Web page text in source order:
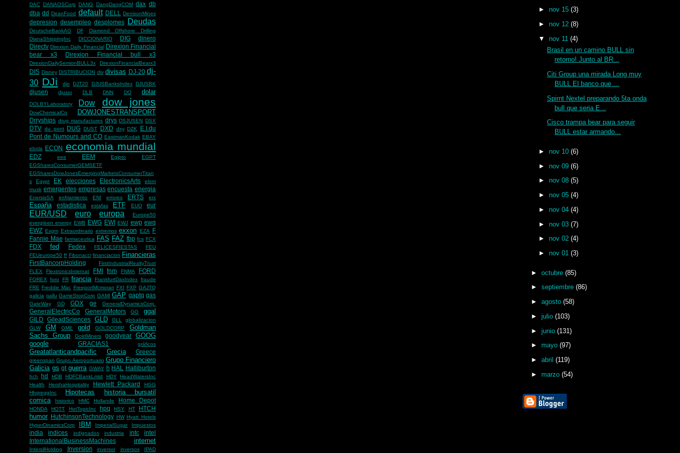
DAC
DANAOSCorp DANG DangDangCOM dax db
dba dd DeanFood default DELL DenisonMines
depresion desempleo desplomes Deudas
DeutscheBankAG DF
Diamond Offshore Drilling
DianaShippingInc
DICCIONARIO DIG
dinero
Directv Direxion Daily Financial
Direxion Financial
bear x3
Direxion Financial bull x3
DirexionDailySemionBULL3x DirexionFinancialBearx3
DIS Disney DISTRIBUCION div divisas DJ-20 dj-
30 DJi djo DJT20 DJUSBanksIndex DJUSBK
djusen djusoi DLB DNN DO dolar
DOLBYLaboratory Dow dow jones
DowChemicalCo DOWJONESTRANSPORT
Drryships drug manufactures drys DSJUSEN DSX
DTV du pont DUG DUST DXD dxy DZK
E.I.du
Pont de Numours and CO EastmanKodak EBAY
ebola ECON economia mundial
EDZ eee EEM Egipto
EGPT
EGSharesConsumerGEMSETF
EGSharesDowJonesEmergingMarketsConsumerTitan
s
Egypt EK elecciones ElectronicsArts
elom
musk emergentes empresas encuesta energia
EnersisSA enfriamiento ENI errores ERTS erx
España estadistica estafas ETF EUO eur
EUR/USD euro europa
Europe50
evergreen energy EWB EWG EWI EWJ ewp ewq
EWZ Exgm Extraordinario extremos exxon EZA
F
Fannie Mae farmaceutica FAS FAZ fbp fcs FCX
FDX fed Fedex FELICESFIESTAS
FEU
FEUeurope50 ff Fibonacci financiacion Financieras
FirstBancorpHolding
FirstIndustrialRealtyTrust
FLEX
FlextronicsInternat FMI fnm FNMA FORD
FOREX foro FR francia FrankfurtDaxIndex fraude
FRE Freddie Mac FreeportMcmoran FXI FXP GAJTQ
galicia gallu GameStopCorp GAMI GAP gaptq gas
GateWay GD GDX ge GeneralDynamicsCorp.
GeneralElectricCo GeneralMotors GG ggal
GILD GileadSciences GLD GLL
globalizacion
GLW
GM GME gold GOLDCORP
Goldman
Sachs Group
GoldMiners goodyear
GOOG
google
GRACIAS1 gráficos
Greatatlanticandpacific Grecia Greece
greenspan Grupo Aeroportuario Grupo Financiero
Galicia gs gt guerra GWAY h HAL Halliburton
hch hd HDB HDFCBankLmtd HDY
HeadWatersInc
Health
HershaHospitality Hewlett Packard
HGG
HhgreggInc
Hipotecas
historia bursatil
comica
historico HMC Hollande Home Depot
HONDA HOTT HotTopicInc hpq HSY HT HTCH
humor HutchinsonTechnology HW Hyatt Hotels
HyperDinamicsCorp
IBM ImperialSugar Impuestos
india indices indignados industria intc
intel
InternationalBusinessMachines
internet
IntersilHolding Inversion inversor inversos
IPAD
► nov 15(3)
► nov 12(8)
▼ nov 11(4)
Brasil en un camino BULL sin
retorno! Junto al BR...
Citi Group una mirada Long muy
BULL El banco que ...
Spirnt Nextel preparando 5ta onda
bull que seria E...
Cisco trampa bear para seguir
BULL estar armando...
► nov 10(6)
► nov 09(6)
► nov 08(5)
► nov 05(4)
► nov 04(4)
► nov 03(7)
► nov 02(4)
► nov 01(3)
► octubre (85)
► septiembre (86)
► agosto (58)
► julio (103)
► junio (131)
► mayo (97)
► abril (119)
► marzo (54)